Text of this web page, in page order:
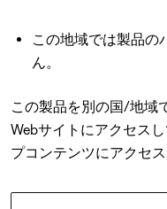
この地域では製品の
ん。
この製品を別の国/地域
Webサイトにアクセス
プコンテンツにアクセス